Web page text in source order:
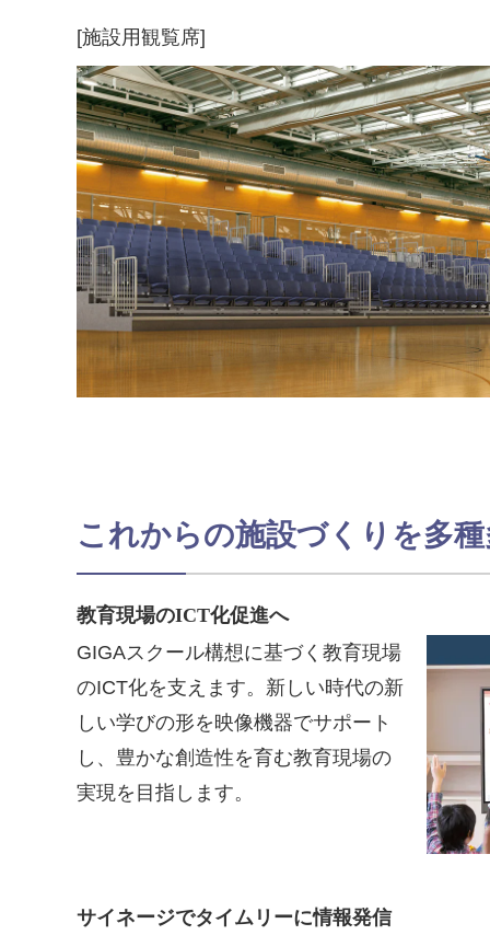
[施設用観覧席]
これからの施設づくりを多
教育現場のICT化促進へ
GIGAスクール構想に基づく教育現場
のICT化を支えます。新しい時代の新
しい学びの形を映像機器でサポート
し、豊かな創造性を育む教育現場の
実現を目指します。
サイネージでタイムリーに情報発信